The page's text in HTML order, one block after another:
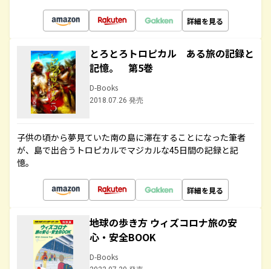
詳細を見る
とろとろトロピカル ある旅の記録と
記憶。 第5巻
D-Books
2018.07.26 発売
子供の頃から夢見ていた南の島に滞在することになった筆者
が、島で出合うトロピカルでマジカルな45日間の記録と記
憶。
詳細を見る
地球の歩き方 ウィズコロナ旅の安
心・安全BOOK
D-Books